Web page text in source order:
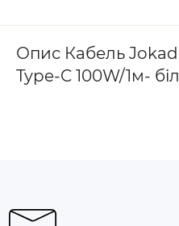
Опис Кабель
Type-C 100W/1м-